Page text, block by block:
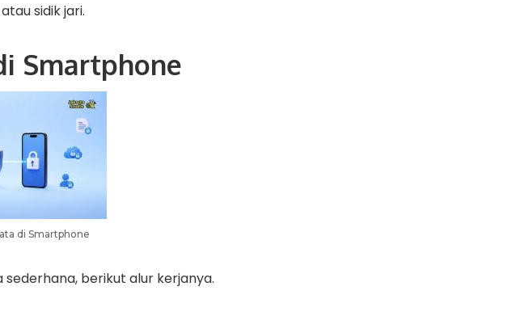
sidik jari.
Smartphone
di Smartphone
berikut alur kerjanya.